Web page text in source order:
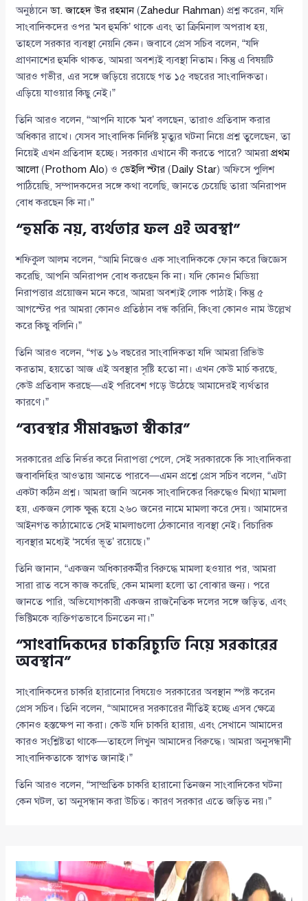
অনুষ্ঠানেডা. জাহেদ উর রহমান(Zahedur Rahman) প্রশ্ন করেন, যদি
সাংবাদিকদের ওপর ‘মব হুমকি’ থাকে এবং তা ক্রিমিনাল অপরাধ হয়,
তাহলে সরকার ব্যবস্থা নেয়নি কেন। জবাবে প্রেস সচিব বলেন, “যদি
প্রাণনাশের হুমকি থাকত, আমরা অবশ্যই ব্যবস্থা নিতাম। কিন্তু এ বিষয়টি
আরও গভীর, এর সঙ্গে জড়িয়ে রয়েছে গত ১৫ বছরের সাংবাদিকতা।
এড়িয়ে যাওয়ার কিছু নেই।”
তিনি আরও বলেন, “আপনি যাকে ‘মব’ বলছেন, তারাও প্রতিবাদ করার
অধিকার রাখে। যেসব সাংবাদিক নির্দিষ্ট মৃত্যুর ঘটনা নিয়ে প্রশ্ন তুলেছেন, তা
নিয়েই এখন প্রতিবাদ হচ্ছে। সরকার এখানে কী করতে পারে? আমরাপ্রথম
আলো( Prothom Alo) ওডেইলি স্টার ( Daily Star) অফিসে পুলিশ
পাঠিয়েছি, সম্পাদকদের সঙ্গে কথা বলেছি, জানতে চেয়েছি তারা অনিরাপদ
বোধ করছেন কি না।”
“হুমকি নয়, ব্যর্থতার ফল এই অবস্থা”
শফিকুল আলম বলেন, “আমি নিজেও এক সাংবাদিককে ফোন করে জিজ্ঞেস
করেছি, আপনি অনিরাপদ বোধ করছেন কি না। যদি কোনও মিডিয়া
নিরাপত্তার প্রয়োজন মনে করে, আমরা অবশ্যই লোক পাঠাই। কিন্তু ৫
আগস্টের পর আমরা কোনও প্রতিষ্ঠান বন্ধ করিনি, কিংবা কোনও নাম উল্লেখ
করে কিছু বলিনি।”
তিনি আরও বলেন, “গত ১৬ বছরের সাংবাদিকতা যদি আমরা রিভিউ
করতাম, হয়তো আজ এই অবস্থার সৃষ্টি হতো না। এখন কেউ মার্চ করছে,
কেউ প্রতিবাদ করছে—এই পরিবেশ গড়ে উঠেছে আমাদেরই ব্যর্থতার
কারণে।”
“ব্যবস্থার সীমাবদ্ধতা স্বীকার”
সরকারের প্রতি নির্ভর করে নিরাপত্তা পেলে, সেই সরকারকে কি সাংবাদিকরা
জবাবদিহির আওতায় আনতে পারবে—এমন প্রশ্নে প্রেস সচিব বলেন, “এটা
একটা কঠিন প্রশ্ন। আমরা জানি অনেক সাংবাদিকের বিরুদ্ধেও মিথ্যা মামলা
হয়, একজন লোক ক্ষুব্ধ হয়ে ২৬০ জনের নামে মামলা করে দেয়। আমাদের
আইনগত কাঠামোতে সেই মামলাগুলো ঠেকানোর ব্যবস্থা নেই। বিচারিক
ব্যবস্থার মধ্যেই ‘সর্ষের ভূত’ রয়েছে।”
তিনি জানান, “একজন অধিকারকর্মীর বিরুদ্ধে মামলা হওয়ার পর, আমরা
সারা রাত বসে কাজ করেছি, কেন মামলা হলো তা বোঝার জন্য। পরে
জানতে পারি, অভিযোগকারী একজন রাজনৈতিক দলের সঙ্গে জড়িত, এবং
ভিক্টিমকে ব্যক্তিগতভাবে চিনতেন না।”
“সাংবাদিকদের চাকরিচ্যুতি নিয়ে সরকারের
অবস্থান”
সাংবাদিকদের চাকরি হারানোর বিষয়েও সরকারের অবস্থান স্পষ্ট করেন
প্রেস সচিব। তিনি বলেন, “আমাদের সরকারের নীতিই হচ্ছে এসব ক্ষেত্রে
কোনও হস্তক্ষেপ না করা। কেউ যদি চাকরি হারায়, এবং সেখানে আমাদের
কারও সংশ্লিষ্টতা থাকে—তাহলে লিখুন আমাদের বিরুদ্ধে। আমরা অনুসন্ধানী
সাংবাদিকতাকে স্বাগত জানাই।”
তিনি আরও বলেন, “সাম্প্রতিক চাকরি হারানো তিনজন সাংবাদিকের ঘটনা
কেন ঘটল, তা অনুসন্ধান করা উচিত। কারণ সরকার এতে জড়িত নয়।”